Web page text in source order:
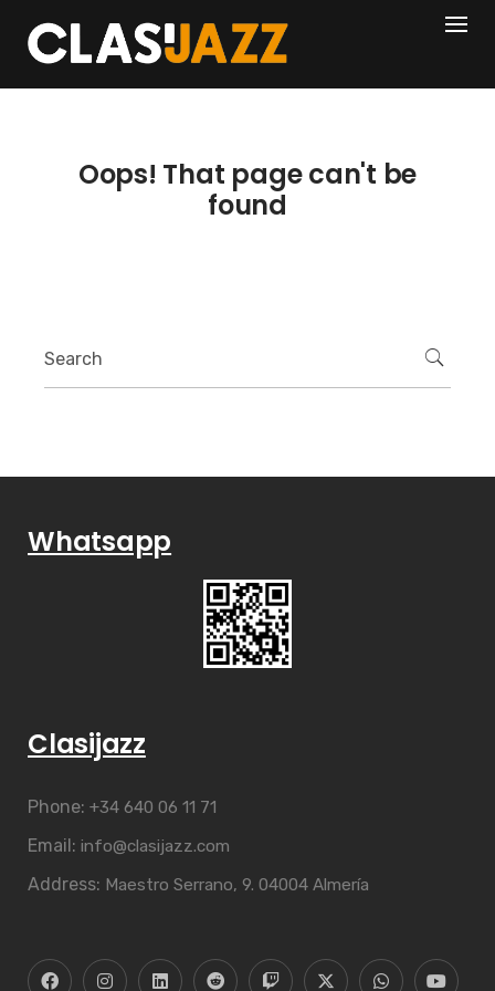
content
404
Oops! That page can't be
found
Whatsapp
Clasijazz
Phone: +34 640 06 11 71
Email: info@clasijazz.com
Address: Maestro Serrano, 9. 04004 Almería